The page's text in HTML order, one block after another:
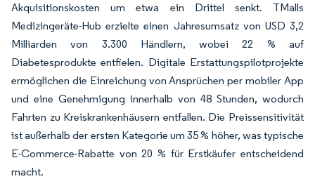
Akquisitionskosten um etwa ein Drittel senkt. TMalls
Medizingeräte-Hub erzielte einen Jahresumsatz von USD 3,2
Milliarden von 3.300 Händlern, wobei 22 % auf
Diabetesprodukte entfielen. Digitale Erstattungspilotprojekte
ermöglichen die Einreichung von Ansprüchen per mobiler App
und eine Genehmigung innerhalb von 48 Stunden, wodurch
Fahrten zu Kreiskrankenhäusern entfallen. Die Preissensitivität
ist außerhalb der ersten Kategorie um 35 % höher, was typische
E-Commerce-Rabatte von 20 % für Erstkäufer entscheidend
macht.